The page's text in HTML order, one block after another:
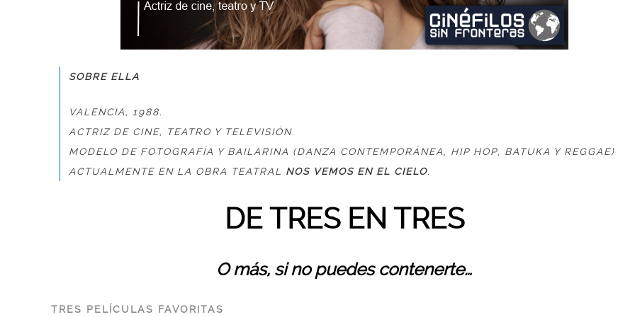
SOBRE ELLA
VALENCIA, 1988.
ACTRIZ DE CINE, TEATRO Y TELEVISIÓN.
MODELO DE FOTOGRAFÍA Y BAILARINA (DANZA CONTEMPORÁNEA, HIP HOP, BATUKA Y REGGAE)
ACTUALMENTE EN LA OBRA TEATRAL NOS VEMOS EN EL CIELO.
DE TRES EN TRES
O más, si no puedes contenerte…
TRES PELÍCULAS FAVORITAS